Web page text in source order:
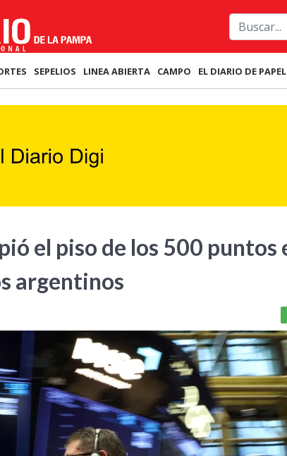
SEPELIOS LINEA ABIERTA CAMPO EL DIARIO DE
el piso de los 500 puntos
argentinos